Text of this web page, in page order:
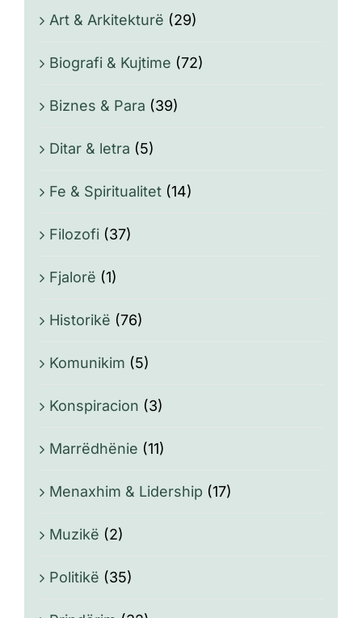
Art & Arkitekturë (29)
Biografi & Kujtime (72)
Biznes & Para (39)
Ditar & letra (5)
Fe & Spiritualitet (14)
Filozofi (37)
Fjalorë (1)
Historikë (76)
Komunikim (5)
Konspiracion (3)
Marrëdhënie (11)
Menaxhim & Lidership (17)
Muzikë (2)
Politikë (35)